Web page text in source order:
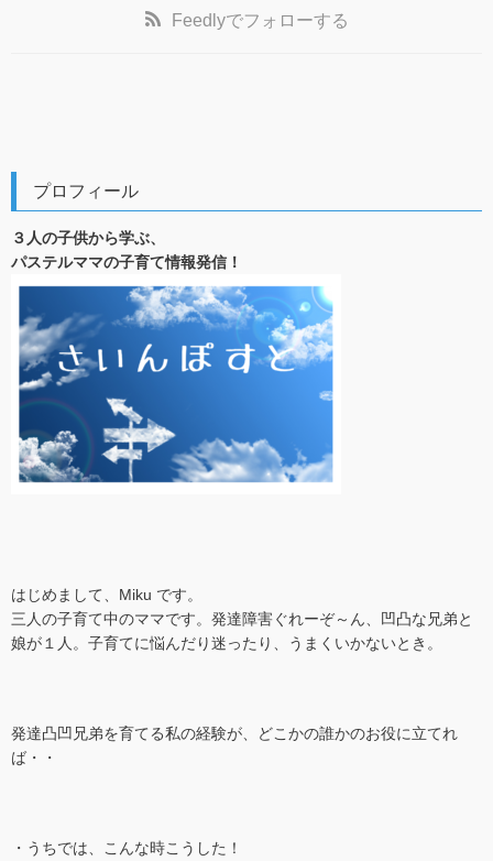
Feedlyでフォローする
プロフィール
３人の子供から学ぶ、
パステルママの子育て情報発信！
はじめまして、Miku です。
三人の子育て中のママです。発達障害ぐれーぞ～ん、凹凸な兄弟と
娘が１人。子育てに悩んだり迷ったり、うまくいかないとき。
発達凸凹兄弟を育てる私の経験が、どこかの誰かのお役に立てれ
ば・・
・うちでは、こんな時こうした！